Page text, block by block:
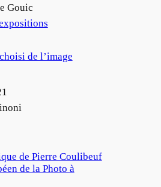
Gouic
de l’image
de Pierre Coulibeuf
de la Photo à